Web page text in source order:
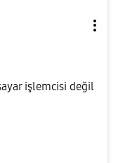
işlemcisi değil